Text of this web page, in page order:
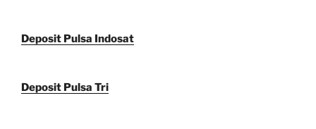
Deposit Pulsa Indosat
Deposit Pulsa Tri